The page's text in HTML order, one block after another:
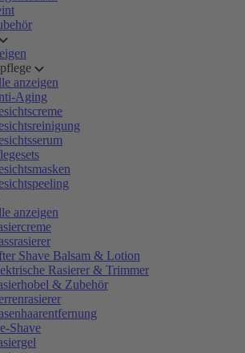
anzeigen
Aging
anzeigen
Shave Balsam & Lotion
Rasierer & Trimmer
& Zubehör
Shave